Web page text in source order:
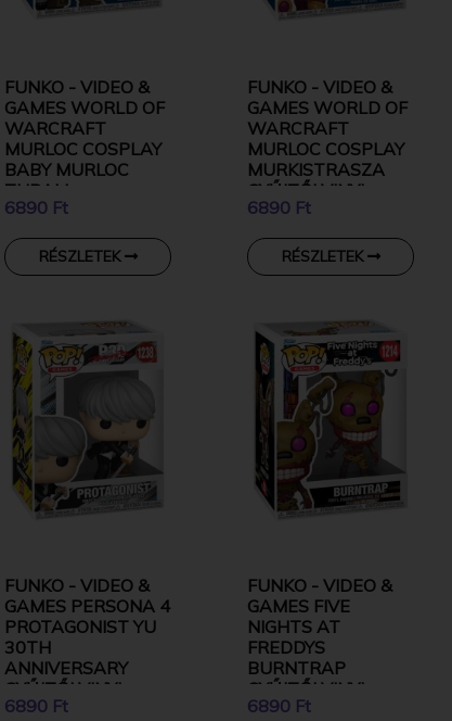
FUNKO - VIDEO &
GAMES WORLD OF
WARCRAFT
MURLOC COSPLAY
BABY MURLOC
THRALL
GROMMLOC
KARAKTER
6890 Ft
RÉSZLETEK
FUNKO - VIDEO &
GAMES WORLD OF
WARCRAFT
MURLOC COSPLAY
MURKISTRASZA
GYŰJTŐI VINYL
KARAKTER
6890 Ft
RÉSZLETEK
FUNKO - VIDEO &
GAMES PERSONA 4
PROTAGONIST YU
30TH
ANNIVERSARY
GYŰJTŐI VINYL
KARAKTER
6890 Ft
FUNKO - VIDEO &
GAMES FIVE
NIGHTS AT
FREDDYS
BURNTRAP
GYŰJTŐI VINYL
KARAKTER
6890 Ft